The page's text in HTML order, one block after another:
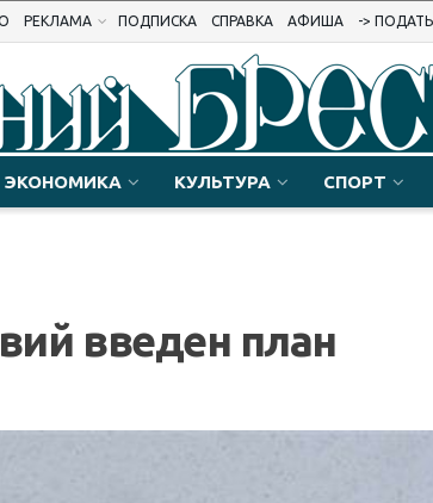
РЕКЛАМА ПОДПИСКА СПРАВКА АФИША ->
ЭКОНОМИКА КУЛЬТУРА СПОРТ
введен план